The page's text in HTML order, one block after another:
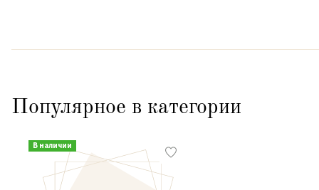
Популярное в категории
В наличии